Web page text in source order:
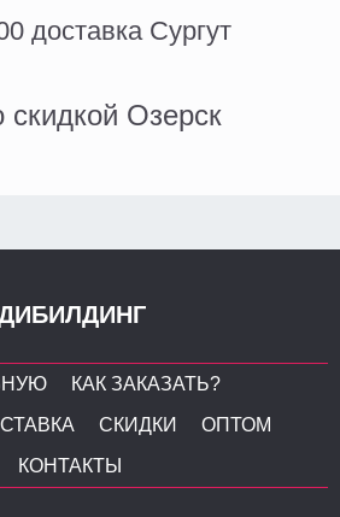
доставка Сургут
скидкой Озерск
КАК ЗАКАЗАТЬ?
СКИДКИ
ОПТОМ
КОНТАКТЫ